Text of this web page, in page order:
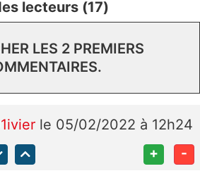
lecteurs (17)
LES 2 PREMIERS
le 05/02/2022 à 12h24
+ -